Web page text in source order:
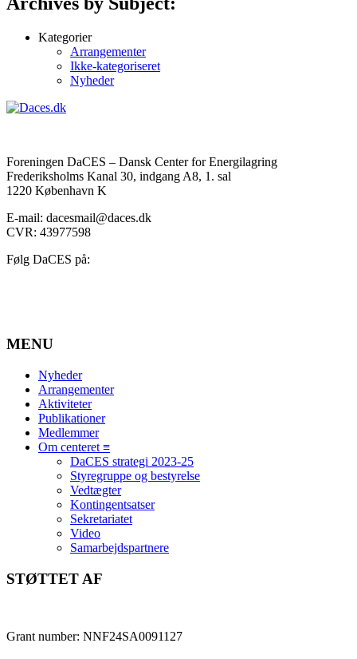
Kategorier
Arrangementer
Ikke-kategoriseret
Nyheder
Foreningen DaCES – Dansk Center for Energilagring
Frederiksholms Kanal 30, indgang A8, 1. sal
1220 København K
E-mail: dacesmail@daces.dk
CVR: 43977598
Følg DaCES på:
MENU
Nyheder
Arrangementer
Aktiviteter
Publikationer
Medlemmer
Om centeret ≡
DaCES strategi 2023-25
Styregruppe og bestyrelse
Vedtægter
Kontingentsatser
Sekretariatet
Video
Samarbejdspartnere
STØTTET AF
Grant number: NNF24SA0091127